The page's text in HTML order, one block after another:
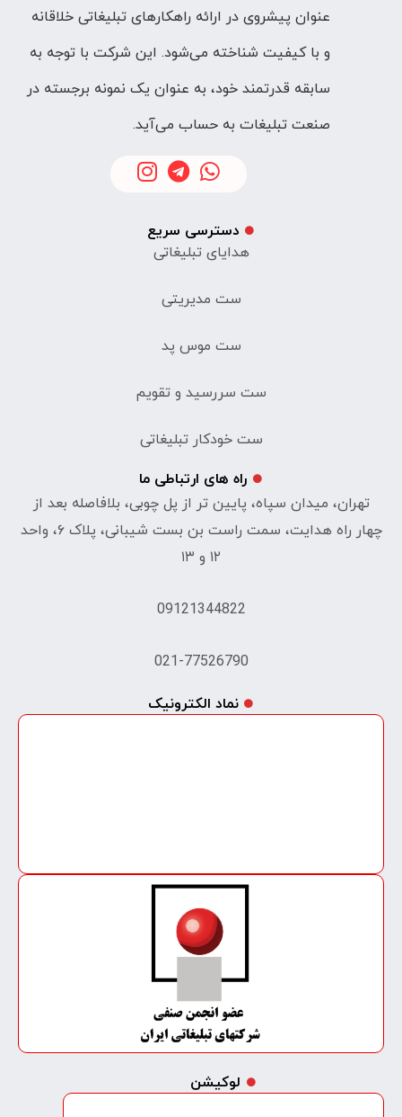
عنوان پیشروی در ارائه راهکارهای تبلیغاتی خلاقانه
و با کیفیت شناخته می‌شود. این شرکت با توجه به
سابقه قدرتمند خود، به عنوان یک نمونه برجسته در
صنعت تبلیغات به حساب می‌آید.
دسترسی سریع
هدایای تبلیغاتی
ست مدیریتی
ست موس پد
ست سررسید و تقویم
ست خودکار تبلیغاتی
راه های ارتباطی ما
تهران، میدان سپاه، پایین تر از پل چوبی، بلافاصله بعد از
چهار راه هدایت، سمت راست بن بست شیبانی، پلاک ۶، واحد
۱۲ و ۱۳
09121344822
021-77526790
نماد الکترونیک
لوکیشن